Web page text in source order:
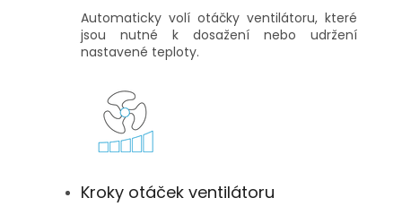
Automaticky volí otáčky ventilátoru, které
jsou nutné k dosažení nebo udržení
nastavené teploty.
Kroky otáček ventilátoru